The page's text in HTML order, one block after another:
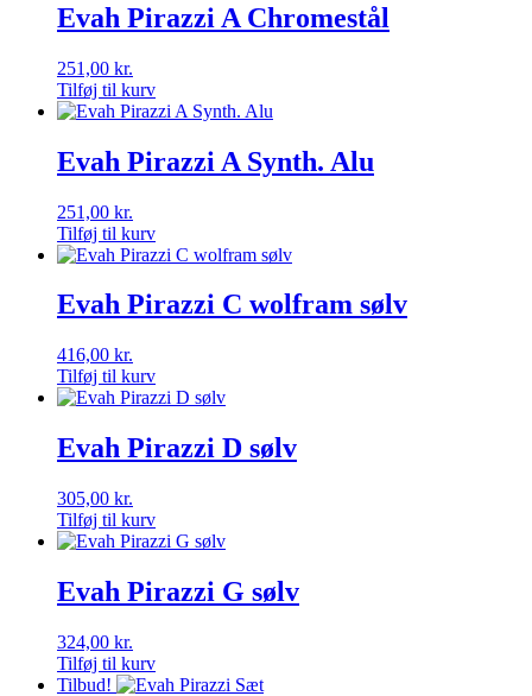
Evah Pirazzi A Chromestål
251,00 kr.
Tilføj til kurv
Evah Pirazzi A Synth. Alu
251,00 kr.
Tilføj til kurv
Evah Pirazzi C wolfram sølv
416,00 kr.
Tilføj til kurv
Evah Pirazzi D sølv
305,00 kr.
Tilføj til kurv
Evah Pirazzi G sølv
324,00 kr.
Tilføj til kurv
Tilbud!